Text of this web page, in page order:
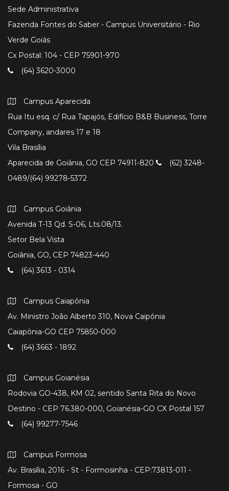
Sede Administrativa
Fazenda Fontes do Saber - Campus Universitário - Rio
Verde Goiás
Cx Postal: 104 - CEP 75901-970
(64) 3620-3000
Campus Aparecida
Rua Itu esq. c/ Rua Tapajós, Edifício B&B Business, Torre
Company, andares 17 e 18
Vila Brasília
Aparecida de Goiânia, GO CEP 74911-820
(62) 3248-
0489/(64) 99278-5372
Campus Goiânia
Avenida T-13 Qd. S-06, Lts.08/13.
Setor Bela Vista
Goiânia, GO, CEP 74823-440
(64) 3613 - 0314
Campus Caiapônia
Av. Ministro João Alberto 310, Nova Caipônia
Caiapônia-GO CEP 75850-000
(64) 3663 - 1892
Campus Goianésia
Rodovia GO-438, KM 02, sentido Santa Rita do Novo
Destino - CEP 76.380-000, Goianésia-GO CX Postal 157
(64) 99277-7546
Campus Formosa
Av. Brasília, 2016 - St - Formosinha - CEP:73813-011 -
Formosa - GO